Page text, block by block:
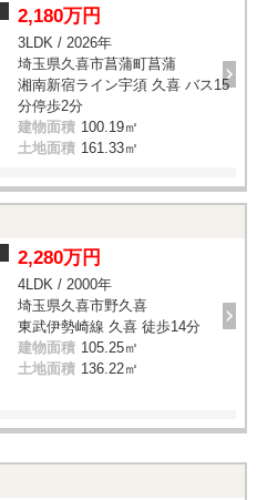
2,180万円
3LDK / 2026年
埼玉県久喜市菖蒲町菖蒲
湘南新宿ライン宇須 久喜 バス15
分停歩2分
建物面積 100.19㎡
土地面積 161.33㎡
2,280万円
4LDK / 2000年
埼玉県久喜市野久喜
東武伊勢崎線 久喜 徒歩14分
建物面積 105.25㎡
土地面積 136.22㎡